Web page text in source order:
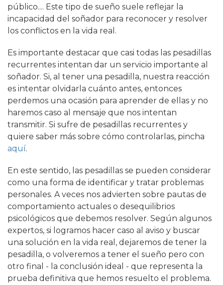
público.... Este tipo de sueño suele reflejar la
incapacidad del soñador para reconocer y resolver
los conflictos en la vida real.
Es importante destacar que casi todas las pesadillas
recurrentes intentan dar un servicio importante al
soñador. Si, al tener una pesadilla, nuestra reacción
es intentar olvidarla cuánto antes, entonces
perdemos una ocasión para aprender de ellas y no
haremos caso al mensaje que nos intentan
transmitir. Si sufre de pesadillas recurrentes y
quiere saber más sobre cómo controlarlas, pincha
aquí.
En este sentido, las pesadillas se pueden considerar
como una forma de identificar y tratar problemas
personales. A veces nos advierten sobre pautas de
comportamiento actuales o desequilibrios
psicológicos que debemos resolver. Según algunos
expertos, si logramos hacer caso al aviso y buscar
una solución en la vida real, dejaremos de tener la
pesadilla, o volveremos a tener el sueño pero con
otro final - la conclusión ideal - que representa la
prueba definitiva que hemos resuelto el problema.